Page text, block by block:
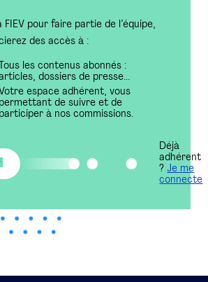
FIEV pour faire partie de l’équipe,
des accès à :
Tous les contenus abonnés :
dossiers de presse...
Votre espace adhérent, vous
permettant de suivre et de
participer à nos commissions.
Déjà
adhérent
?Je me
connecte